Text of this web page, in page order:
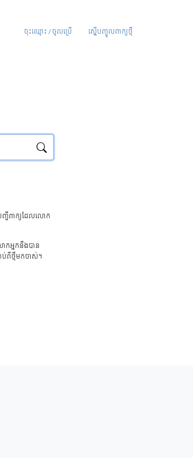
ចុះឈ្មោះ / ចូលប្រើ ស្នើបញ្ចូលពាក្យថ្មី
ញ្ជីពាក្យដែលលោក
កអ្នកនឹងបាន
ពីថ្មីមកចាស់។